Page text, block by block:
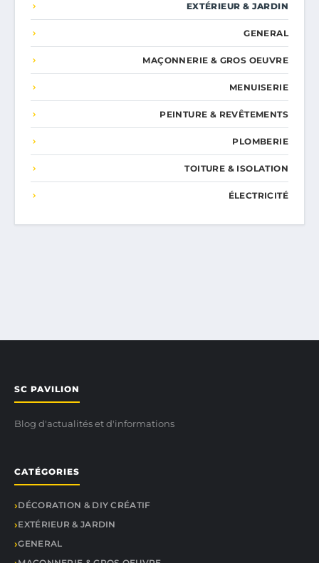
EXTÉRIEUR & JARDIN
GENERAL
MAÇONNERIE & GROS OEUVRE
MENUISERIE
PEINTURE & REVÊTEMENTS
PLOMBERIE
TOITURE & ISOLATION
ÉLECTRICITÉ
SC PAVILION
Blog d'actualités et d'informations
CATÉGORIES
DÉCORATION & DIY CRÉATIF
EXTÉRIEUR & JARDIN
GENERAL